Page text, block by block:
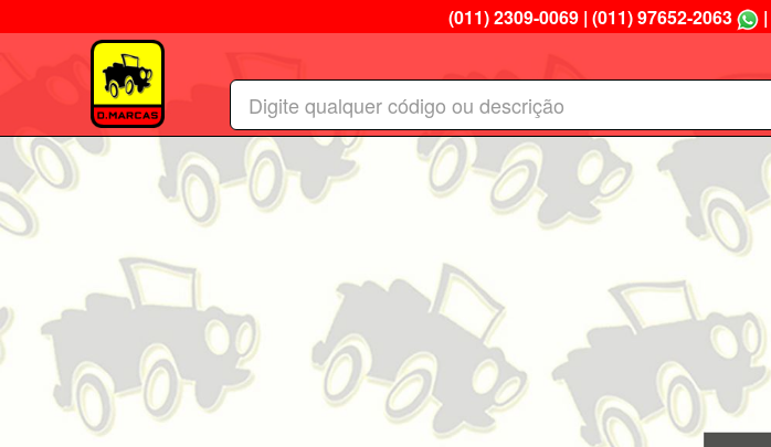
(011) 2309-0069 | (011) 97652-2063 |